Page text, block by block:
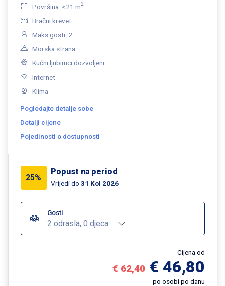
Površina: <21 m2
Bračni krevet
Maks gosti: 2
Morska strana
Kućni ljubimci dozvoljeni
Internet
Klima
Pogledajte detalje sobe
Detalji cijene
Pojedinosti o dostupnosti
25%
Popust na period
Vrijedi do 31 Kol 2026
Gosti
2 odrasla, 0 djeca
Cijena od
€ 62,40 € 46,80
po osobi po danu